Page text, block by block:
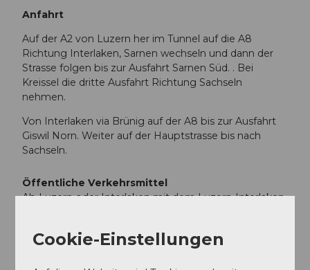
Anfahrt
Auf der A2 von Luzern her im Tunnel auf die A8
Richtung Interlaken, Sarnen wechseln und dann der
Strasse folgen bis zur Ausfahrt Sarnen Süd. . Bei
Kreissel die dritte Ausfahrt Richtung Sachseln
nehmen.
Von Interlaken via Brünig auf der A8 bis zur Ausfahrt
Giswil Norn. Weiter auf der Hauptstrasse bis nach
Sachseln.
Öffentliche Verkehrsmittel
Ab Luzern oder Interlaken mit dem Luzern-Interlaken-
Cookie-Einstellungen